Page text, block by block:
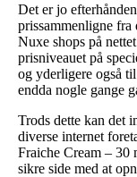
Det er jo
prissammenligne fra
Nuxe shops på
prisniveauet på
og yderligere også
endda nogle gange
Trods dette kan det
diverse internet
Fraiche Cream – 30
sikre side med at